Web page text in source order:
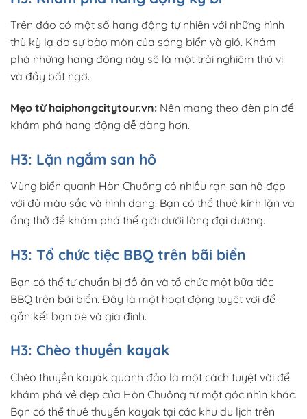
Trên đảo có một số hang động tự nhiên với những hình
thù kỳ lạ do sự bào mòn của sóng biển và gió. Khám
phá những hang động này sẽ là một trải nghiệm thú vị
và đầy bất ngờ.
Mẹo từ haiphongcitytour.vn: Nên mang theo đèn pin để
khám phá hang động dễ dàng hơn.
H3: Lặn ngắm san hô
Vùng biển quanh Hòn Chuông có nhiều rạn san hô đẹp
với đủ màu sắc và hình dạng. Bạn có thể thuê kính lặn và
ống thở để khám phá thế giới dưới lòng đại dương.
H3: Tổ chức tiệc BBQ trên bãi biển
Bạn có thể tự chuẩn bị đồ ăn và tổ chức một bữa tiệc
BBQ trên bãi biển. Đây là một hoạt động tuyệt vời để
gắn kết bạn bè và gia đình.
H3: Chèo thuyền kayak
Chèo thuyền kayak quanh đảo là một cách tuyệt vời để
khám phá vẻ đẹp của Hòn Chuông từ một góc nhìn khác.
Bạn có thể thuê thuyền kayak tại các khu du lịch trên